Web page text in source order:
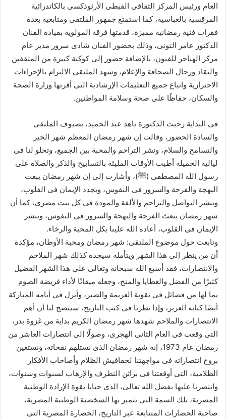
العام ورئيس المركز الثقافى القبطى الأرثوذكسى بالكاتدرائية
المرقسية بالعباسية، كما استمتع جمهور الملتقى ومتابعيه بعدة
فقرات فنية رمضانية مميزة، قدمتها فرقة المولوية بقيادة الفنان
الدكتور عامر التونى، وذلك بحضور الفنان شادى سرور مدير عام
مركز الهناجر للفنون، بالإضافة حضور إلى كوكبة كبيرة من المثقفين
والنقاد ورجال الصحافة والإعلام، وشهد الملتقى الالتزام بالإجراءات
الاحترازية واتباع جميع التعليمات الإرشادية التى أقرتها وزارة الصحة
والسكان، حفاظًا على صحة وسلامة المواطنين.
فى البداية رحبت الدكتورة ناهد عبد الحميد، بضيوف الملتقى
والسادة الحضور، وقالت إن شهر رمضان المعظم شهر الخير
والتسامح والسلام، ونشر التراحم والمحبة بين الجميع، وتحلو لنا فى
لياليه الجميلة أطيب الأوقات المليئة بالتسابيح والذكر والصلاة على
رسول الله المصطفى (ﷺ)، وأشارت إلى إن شهر رمضان يبعث
البهجة والفرحة والسرور فى النفوس، ويجدد الإيمان فى القلوب،
وينشر التواصل والتراحم والألفة والمودة فى كل بيت مصرى، كما أن
شهر رمضان يبعث الفرحة والبهجة والسرور فى النفوس، وينشر
الإيمان فى القلوب، أعاده الله علينا بكل المحبة والرخاء.
وتابعت حول موضوع الملتقى: شهر رمضان ومحبة الأوطان، مؤكدة
أن من ينظر إلى هذا الشهر ويتأمله سيجده كذلك شهر الملاحم
والانتصارات، فقد أسبغ الله سبحانه وتعالى على هذا الشهر الفضيل
كثيرًا من الفضل والعطايا والمنح، وجعله ميقاتًا لأداء فريضة الصوم
بما لها من فضائل فى تقوية العزيمة والصبر، وأنزل في أيامه المباركة
أيضًا كتابه العزيز، وإذا نظرنا فى كتب التاريخ، سيتضح لنا أن أهم
الانتصارات والملاحم شهدها شهر رمضان الكريم بداية من غزوة بدر،
التى وقعت فى العام الثانى الهجرى، وصولًا إلى انتصارات العاشر من
رمضان عام 1973، إنه شهر رمضان الذى نستلهم نفحاته، ونستعين
بروح انتصاراته فى مواجهتنا لخفافيش الظلام وأصاحاب الأفكار
الظلامية، التى أوقعتنا فى براثن التطرف والإرهاب لسنوات وسنوات،
وانتصرنا عليها بفضل الله تعالى، الذى حبانا بقوة الإرادة الوطنية
المصرية، تلك السمة التى تتميز بها الشخصية الوطنية المصرية،
صاحبة الحضارات المتتابعة عبر التاريخ، الحضارة المصرية التى